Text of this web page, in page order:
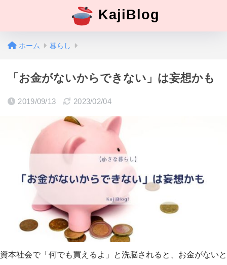
KajiBlog
ホーム 暮らし
「お金がないからできない」は妄想かも
2019/09/13 2023/02/04
資本社会で「何でも買えるよ」と洗脳されると、お金がないと